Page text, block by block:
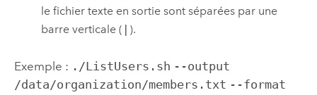
le fichier texte en sortie sont séparées par une
barre verticale ( | ).
Exemple : ./ListUsers.sh --output
/data/organization/members.txt --format